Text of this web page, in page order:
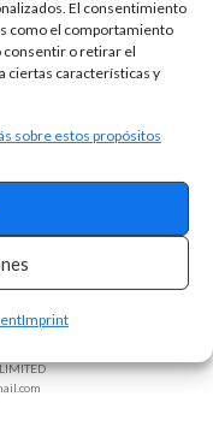
El consentimiento
como el comportamiento
consentir o retirar el
ciertas características y
sobre estos propósitos
Imprint